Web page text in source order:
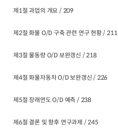
제1절 과업의 개요 / 209
제2절 화물 O/D 구축 관련 연구 현황 / 211
제3절 물동량 O/D 보완갱신 / 218
제4절 화물자동차 O/D 보완갱신 / 226
제5절 장래연도 O/D 예측 / 238
제6절 결론 및 향후 연구과제 / 245